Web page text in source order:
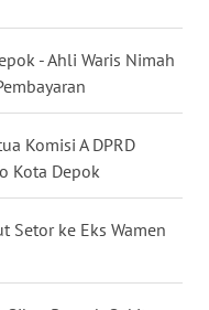
- Ahli Waris Nimah
Komisi A DPRD
Kota Depok
Setor ke Eks Wamen